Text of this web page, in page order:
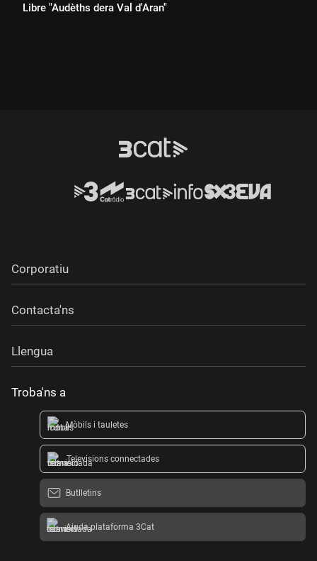
Libre "Audèths dera Val d'Aran"
Corporatiu
Contacta'ns
Llengua
Troba'ns a
Mòbils i tauletes
Televisions connectades
Butlletins
Ajuda plataforma 3Cat